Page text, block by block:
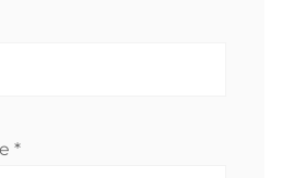
*